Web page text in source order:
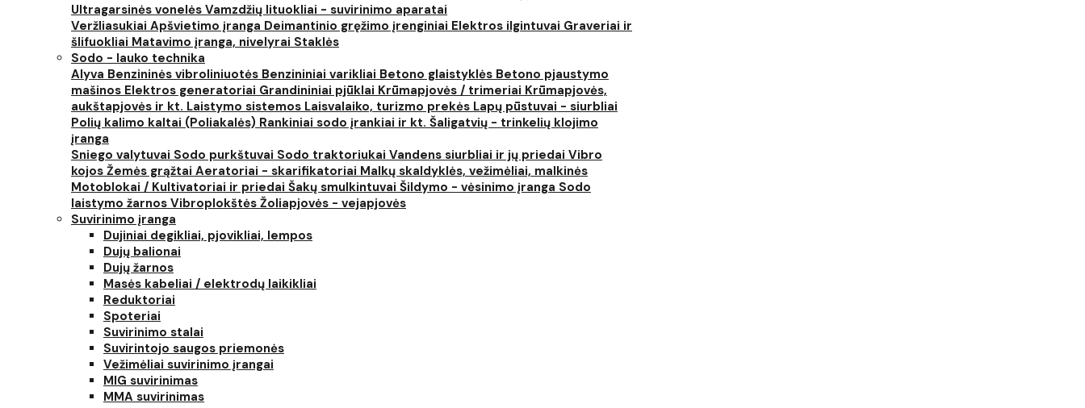
Ultragarsinės vonelės Vamzdžių lituokliai - suvirinimo aparatai
Veržliasukiai Apšvietimo įranga Deimantinio gręžimo įrenginiai Elektros ilgintuvai Graveriai ir
šlifuokliai Matavimo įranga, nivelyrai Staklės
Sodo - lauko technika
Alyva Benzininės vibroliniuotės Benzininiai varikliai Betono glaistyklės Betono pjaustymo
mašinos Elektros generatoriai Grandininiai pjūklai Krūmapjovės / trimeriai Krūmapjovės,
aukštapjovės ir kt. Laistymo sistemos Laisvalaiko, turizmo prekės Lapų pūstuvai - siurbliai
Polių kalimo kaltai (Poliakalės) Rankiniai sodo įrankiai ir kt. Šaligatvių - trinkelių klojimo
įranga
Sniego valytuvai Sodo purkštuvai Sodo traktoriukai Vandens siurbliai ir jų priedai Vibro
kojos Žemės grąžtai Aeratoriai - skarifikatoriai Malkų skaldyklės, vežimėliai, malkinės
Motoblokai / Kultivatoriai ir priedai Šakų smulkintuvai Šildymo - vėsinimo įranga Sodo
laistymo žarnos Vibroplokštės Žoliapjovės - vejapjovės
Suvirinimo įranga
Dujiniai degikliai, pjovikliai, lempos
Dujų balionai
Dujų žarnos
Masės kabeliai / elektrodų laikikliai
Reduktoriai
Spoteriai
Suvirinimo stalai
Suvirintojo saugos priemonės
Vežimėliai suvirinimo įrangai
MIG suvirinimas
MMA suvirinimas